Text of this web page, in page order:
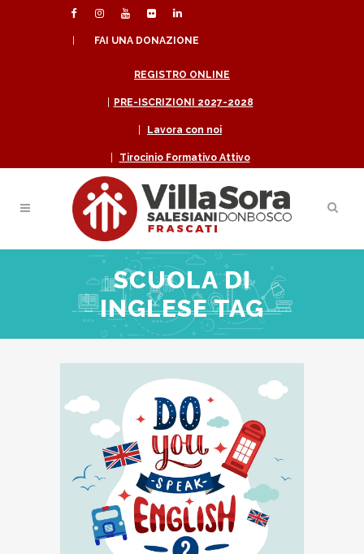
FAI UNA DONAZIONE
REGISTRO ONLINE
PRE-ISCRIZIONI 2027-2028
Lavora con noi
Tirocinio Formativo Attivo
SCUOLA DI
INGLESE TAG